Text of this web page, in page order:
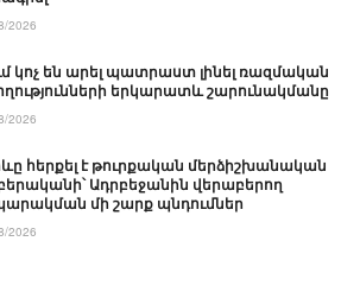
2026
կոչ են արել պատրաստ լինել ռազմական
երկարատև շարունակմանը
2026
հերքել է թուրքական մերձիշխանական
Ադրբեջանին վերաբերող
մի շարք պնդումներ
2026